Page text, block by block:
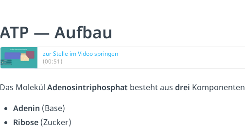
ATP — Aufbau
zur Stelle im Video springen
(00:51)
Das Molekül Adenosintriphosphat besteht aus drei
Adenin (Base)
Ribose (Zucker)